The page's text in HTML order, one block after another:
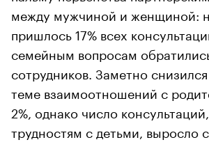
между мужчиной и женщиной:
пришлось 17% всех
семейным вопросам
сотрудников. Заметно
теме взаимоотношений с
2%, однако число
трудностям с детьми, выросло